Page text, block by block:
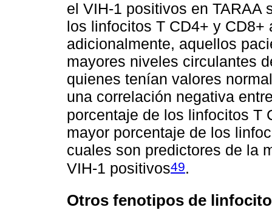
el VIH-1 positivos en TARAA
los linfocitos T CD4+ y
adicionalmente, aquellos
mayores niveles circulantes
quienes tenían valores
una correlación negativa
porcentaje de los linfocitos T
mayor porcentaje de los
cuales son predictores de la
VIH-1 positivos49.
Otros fenotipos de